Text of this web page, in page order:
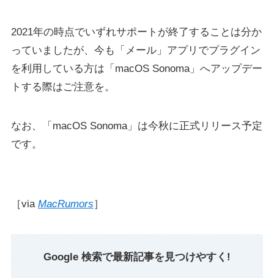
2021年の時点でいずれサポートが終了することは分か
っていましたが、今も「メール」アプリでプラグイン
を利用している方は「macOS Sonoma」へアップデー
トする際はご注意を。
なお、「macOS Sonoma」は今秋に正式リリース予定
です。
［via MacRumors］
Google 検索で最新記事を見つけやすく!